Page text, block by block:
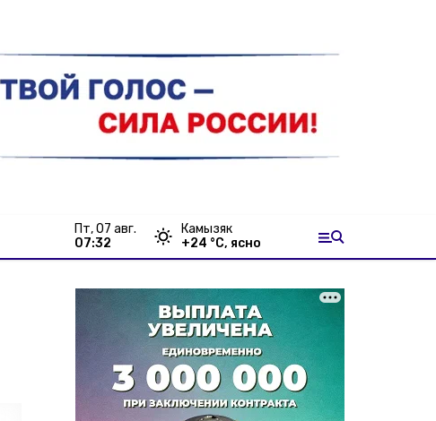
пт, 07 авг.
07:32
Камызяк
+24 °С, ясно